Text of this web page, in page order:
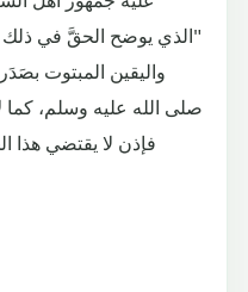
"الذي يوضح الحقَّ في ذلك
واليقين المبتوت
صلى الله عليه وسلم، كما
فإذن لا يقتضي هذا